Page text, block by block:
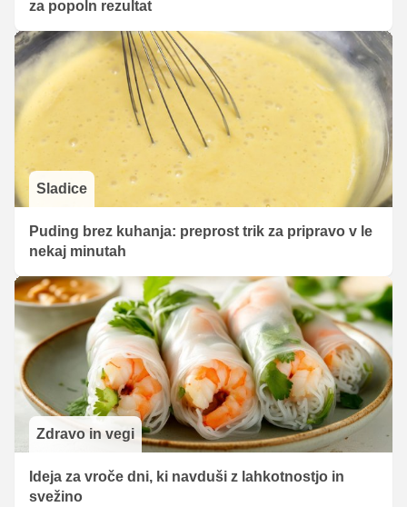
za popoln rezultat
Sladice
Puding brez kuhanja: preprost trik za pripravo v le
nekaj minutah
Zdravo in vegi
Ideja za vroče dni, ki navduši z lahkotnostjo in
svežino